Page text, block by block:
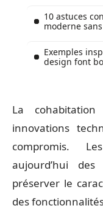
10 astuces
moderne
Exemples
design font
La
innovations
compromis.
aujourd’hui
préserver le
des